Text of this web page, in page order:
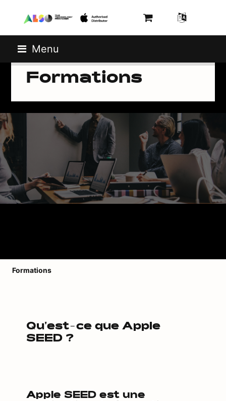
Menu
Formations
Formations
Qu'est-ce que Apple
SEED ?
Apple SEED est une